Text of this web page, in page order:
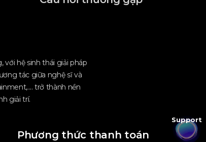
hệ sinh thái giải pháp
tác giữa nghệ sĩ và
trở thành nền
giải trí.
Phương thức thanh toán
Support